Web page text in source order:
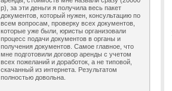
р), за эти деньги я получила весь пакет
документов, который нужен, консультацию по
всем вопросам, проверку всех документов,
которые уже были, юристы организовали
процесс подачи документов в органы и
получения документов. Самое главное, что
мне подготовили договор аренды с учетом
всех пожеланий и доработок, а не типовой,
скачанный из интернета. Результатом
полностью довольна.